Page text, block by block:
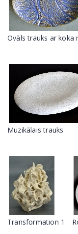
Ovāls trauks ar koka
Muzikālais trauks
Transformation 1